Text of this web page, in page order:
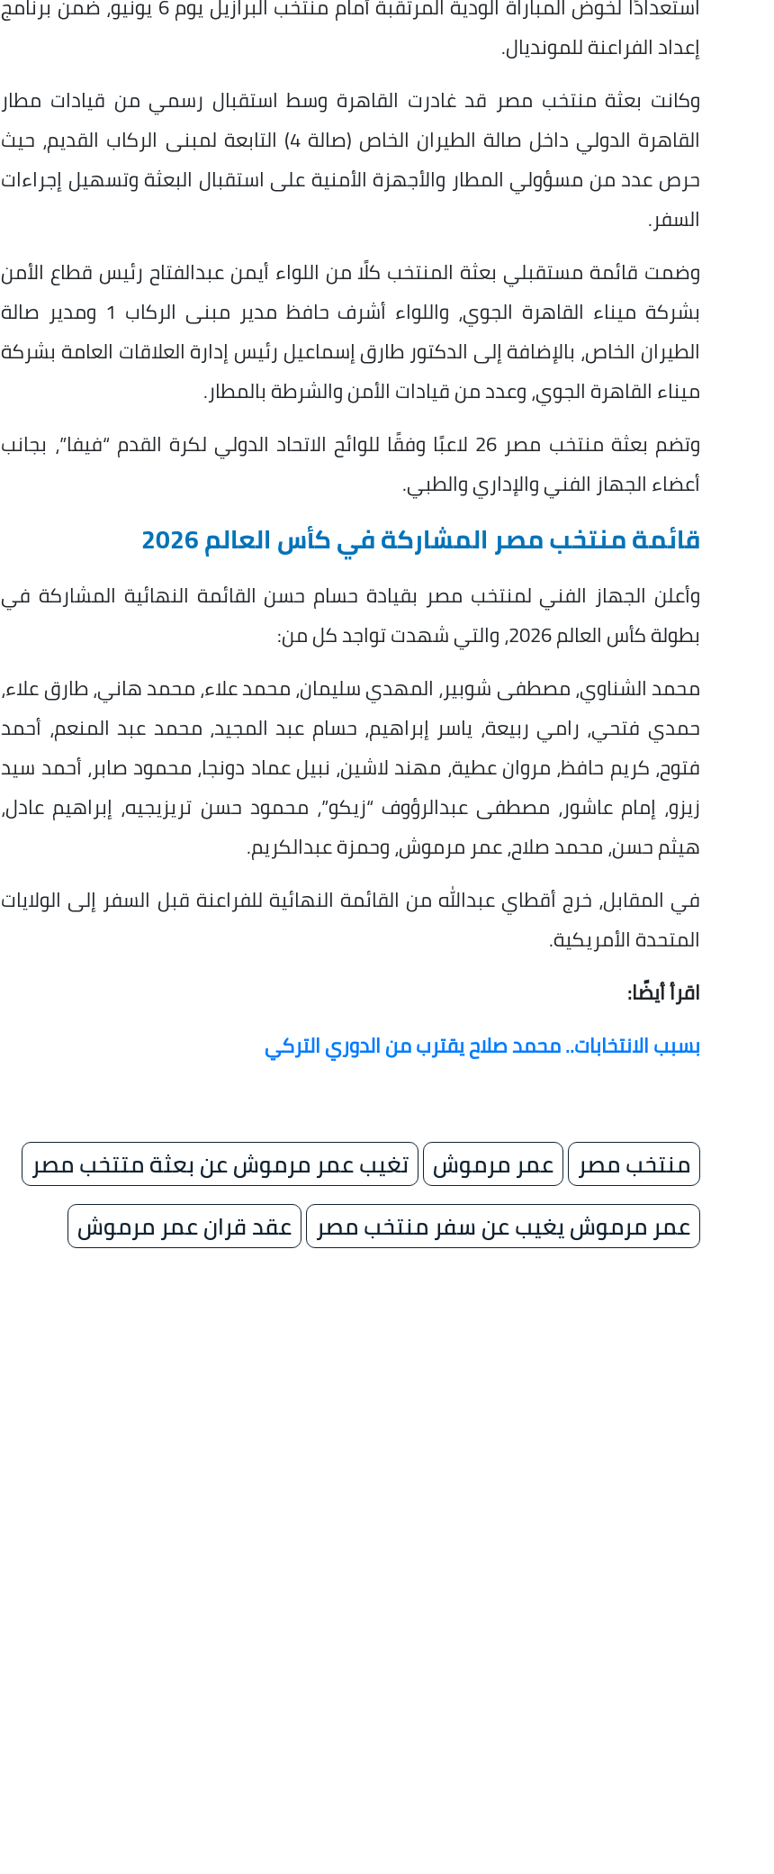
إعداد الفراعنة للمونديال.
وكانت بعثة منتخب مصر قد غادرت القاهرة وسط استقبال رسمي من قيادات مطار
القاهرة الدولي داخل صالة الطيران الخاص (صالة 4) التابعة لمبنى الركاب القديم، حيث
حرص عدد من مسؤولي المطار والأجهزة الأمنية على استقبال البعثة وتسهيل إجراءات
السفر.
وضمت قائمة مستقبلي بعثة المنتخب كلًا من اللواء أيمن عبدالفتاح رئيس قطاع الأمن
بشركة ميناء القاهرة الجوي، واللواء أشرف حافظ مدير مبنى الركاب 1 ومدير صالة
الطيران الخاص، بالإضافة إلى الدكتور طارق إسماعيل رئيس إدارة العلاقات العامة بشركة
ميناء القاهرة الجوي، وعدد من قيادات الأمن والشرطة بالمطار.
وتضم بعثة منتخب مصر 26 لاعبًا وفقًا للوائح الاتحاد الدولي لكرة القدم “فيفا”، بجانب
أعضاء الجهاز الفني والإداري والطبي.
قائمة منتخب مصر المشاركة في كأس العالم 2026
وأعلن الجهاز الفني لمنتخب مصر بقيادة حسام حسن القائمة النهائية المشاركة في
بطولة كأس العالم 2026، والتي شهدت تواجد كل من:
محمد الشناوي، مصطفى شوبير، المهدي سليمان، محمد علاء، محمد هاني، طارق علاء،
حمدي فتحي، رامي ربيعة، ياسر إبراهيم، حسام عبد المجيد، محمد عبد المنعم، أحمد
فتوح، كريم حافظ، مروان عطية، مهند لاشين، نبيل عماد دونجا، محمود صابر، أحمد سيد
زيزو، إمام عاشور، مصطفى عبدالرؤوف “زيكو”، محمود حسن تريزيجيه، إبراهيم عادل،
هيثم حسن، محمد صلاح، عمر مرموش، وحمزة عبدالكريم.
في المقابل، خرج أقطاي عبدالله من القائمة النهائية للفراعنة قبل السفر إلى الولايات
المتحدة الأمريكية.
اقرأ أيضًا:
بسبب الانتخابات.. محمد صلاح يقترب من الدوري التركي
منتخب مصر عمر مرموش
تغيب عمر مرموش عن بعثة متتخب مصر
عمر مرموش يغيب عن سفر منتخب مصر
عقد قران عمر مرموش